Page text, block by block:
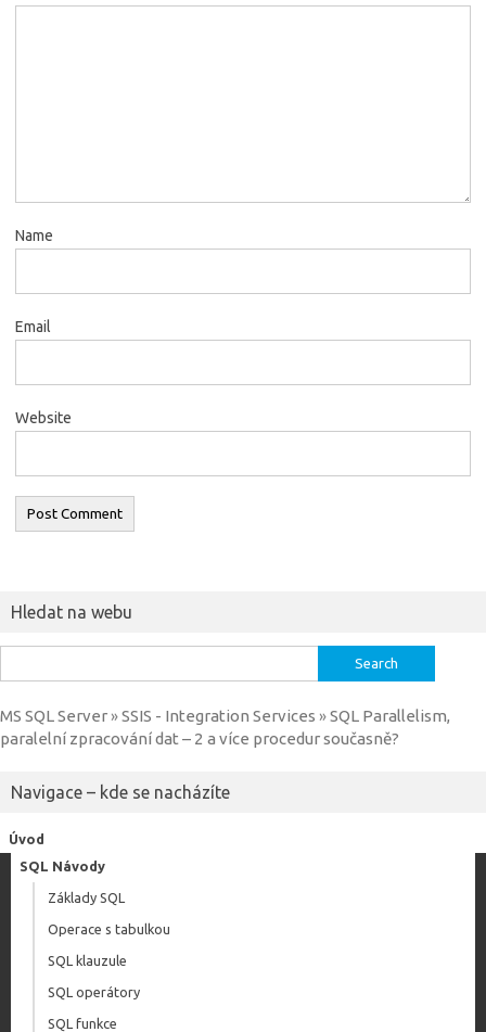
Name
Email
Website
Hledat na webu
for:
MS SQL Server»SSIS - Integration Services »SQL Parallelism,
paralelní zpracování dat – 2 a více procedur současně?
Navigace – kde se nacházíte
Úvod
SQL Návody
Základy SQL
Operace s tabulkou
SQL klauzule
SQL operátory
SQL funkce